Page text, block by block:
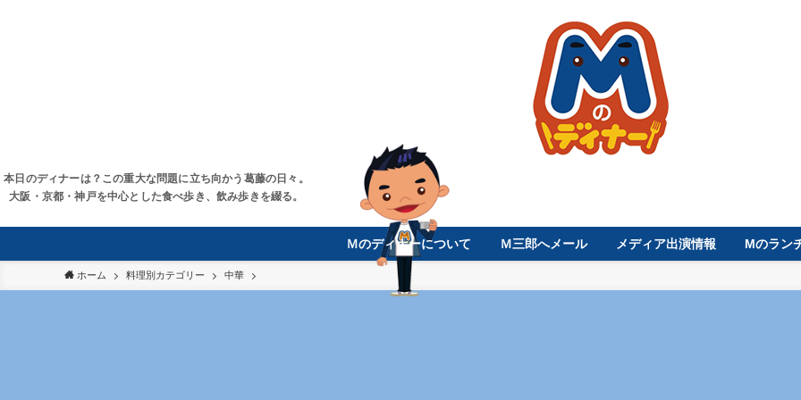
本日のディナーは？この重大な問題に立ち向かう葛藤の日々。
大阪・京都・神戸を中心とした食べ歩き、飲み歩きを綴る。
Ｍのディナーについて Ｍ三郎へメール メディア出演情報 Mのラン
ホーム 料理別カテゴリー 中華